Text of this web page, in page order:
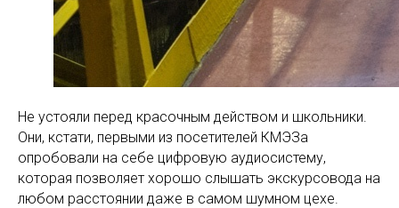
Не устояли перед красочным действом и школьники.
Они, кстати, первыми из посетителей КМЭЗа
опробовали на себе цифровую аудиосистему,
которая позволяет хорошо слышать экскурсовода на
любом расстоянии даже в самом шумном цехе.